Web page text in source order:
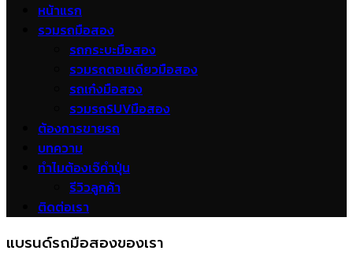
หน้าแรก
รวมรถมือสอง
รถกระบะมือสอง
รวมรถตอนเดียวมือสอง
รถเก๋งมือสอง
รวมรถSUVมือสอง
ต้องการขายรถ
บทความ
ทำไมต้องเจ๊คำปุ่น
รีวิวลูกค้า
ติดต่อเรา
แบรนด์รถมือสองของเรา